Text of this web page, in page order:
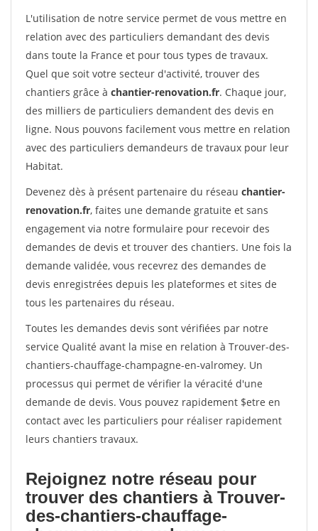
L'utilisation de notre service permet de vous mettre en
relation avec des particuliers demandant des devis
dans toute la France et pour tous types de travaux.
Quel que soit votre secteur d'activité, trouver des
chantiers grâce à chantier-renovation.fr. Chaque jour,
des milliers de particuliers demandent des devis en
ligne. Nous pouvons facilement vous mettre en relation
avec des particuliers demandeurs de travaux pour leur
Habitat.
Devenez dès à présent partenaire du réseau chantier-
renovation.fr, faites une demande gratuite et sans
engagement via notre formulaire pour recevoir des
demandes de devis et trouver des chantiers. Une fois la
demande validée, vous recevrez des demandes de
devis enregistrées depuis les plateformes et sites de
tous les partenaires du réseau.
Toutes les demandes devis sont vérifiées par notre
service Qualité avant la mise en relation à Trouver-des-
chantiers-chauffage-champagne-en-valromey. Un
processus qui permet de vérifier la véracité d'une
demande de devis. Vous pouvez rapidement $etre en
contact avec les particuliers pour réaliser rapidement
leurs chantiers travaux.
Rejoignez notre réseau pour
trouver des chantiers à Trouver-
des-chantiers-chauffage-